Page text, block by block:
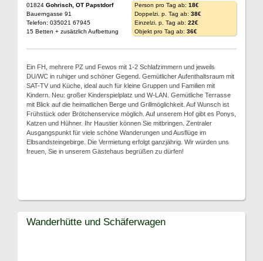
01824 Gohrisch, OT Papstdorf
Bauerngasse 91
Telefon: 035021 67945
15 Betten + zusätzlich Aufbettung
Person pro Tag ab: 18€
Doppelzi. p. Tag ab: 38€
Einzelzi. p. Tag ab: 22€
Objekt pro Tag ab: 36€
Ein FH, mehrere PZ und Fewos mit 1-2 Schlafzimmern und jeweils
DU/WC in ruhiger und schöner Gegend. Gemütlicher Aufenthaltsraum mit
SAT-TV und Küche, ideal auch für kleine Gruppen und Familien mit
Kindern. Neu: großer Kinderspielplatz und W-LAN. Gemütliche Terrasse
mit Blick auf die heimatlichen Berge und Grillmöglichkeit. Auf Wunsch ist
Frühstück oder Brötchenservice möglich. Auf unserem Hof gibt es Ponys,
Katzen und Hühner. Ihr Haustier können Sie mitbringen. Zentraler
Ausgangspunkt für viele schöne Wanderungen und Ausflüge im
Elbsandsteingebirge. Die Vermietung erfolgt ganzjährig. Wir würden uns
freuen, Sie in unserem Gästehaus begrüßen zu dürfen!
Wanderhütte und Schäferwagen